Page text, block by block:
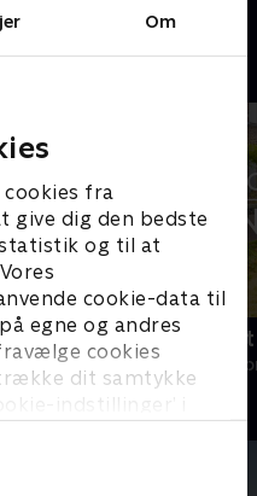
Om
cookies fra
give dig den bedste
statistik og til at
cookie-data til
egne og andres
cookies
dit samtykke
indstillinger’ i
spisestue.
Livsstil • 1